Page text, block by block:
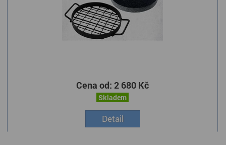
Cena od: 2 680 Kč
Skladem
Detail